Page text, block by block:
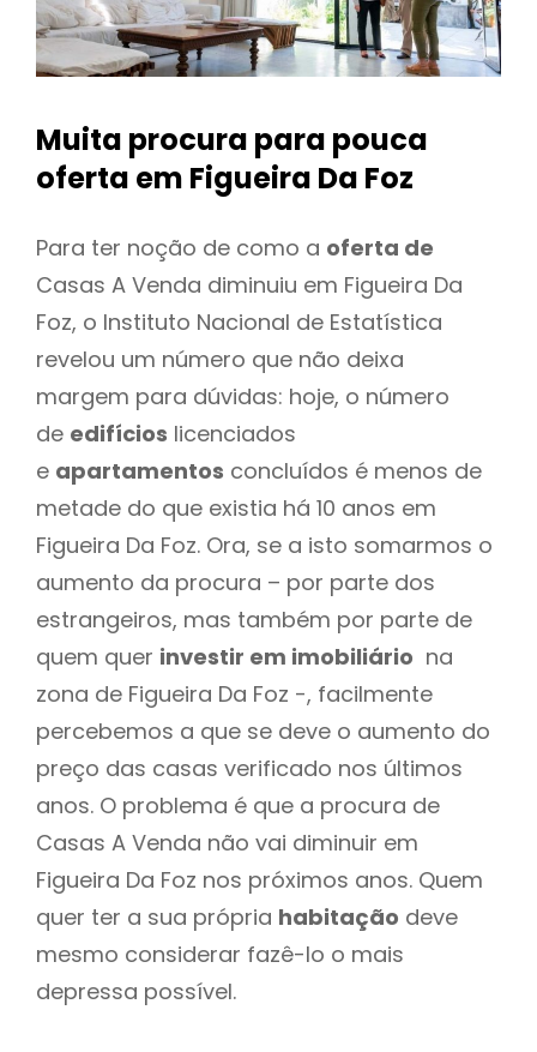
Muita procura para pouca
oferta em Figueira Da Foz
Para ter noção de como a oferta de
Casas A Venda diminuiu em Figueira Da
Foz, o Instituto Nacional de Estatística
revelou um número que não deixa
margem para dúvidas: hoje, o número
de edifícios licenciados
e apartamentos concluídos é menos de
metade do que existia há 10 anos em
Figueira Da Foz. Ora, se a isto somarmos o
aumento da procura – por parte dos
estrangeiros, mas também por parte de
quem quer investir em imobiliário na
zona de Figueira Da Foz -, facilmente
percebemos a que se deve o aumento do
preço das casas verificado nos últimos
anos. O problema é que a procura de
Casas A Venda não vai diminuir em
Figueira Da Foz nos próximos anos. Quem
quer ter a sua própria habitação deve
mesmo considerar fazê-lo o mais
depressa possível.